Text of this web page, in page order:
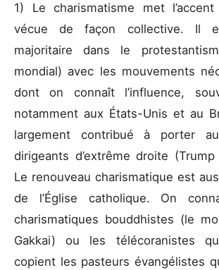
1) Le charismatisme met l’accent
vécue de façon collective. Il
majoritaire dans le
mondial) avec les mouvements
dont on connaît l’influence,
notamment aux États-Unis et au
largement contribué à porter
dirigeants d’extrême droite
Le renouveau charismatique est
de l’Église catholique. On
charismatiques bouddhistes (le
Gakkai) ou les télécoranistes
copient les pasteurs évangélistes